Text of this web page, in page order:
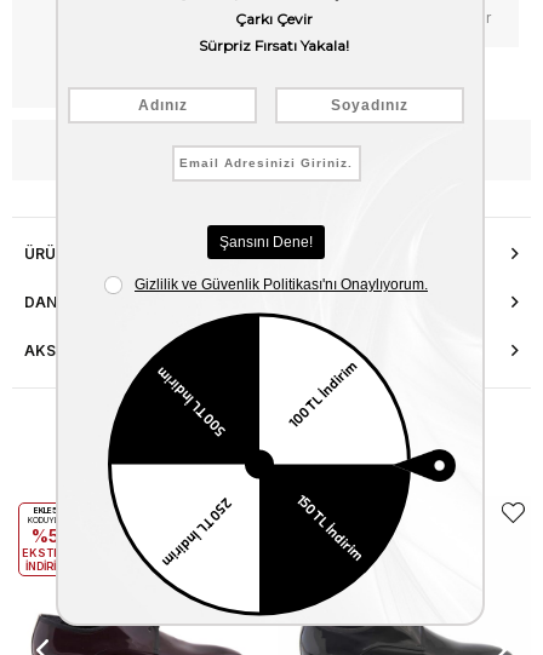
Fiyat Düşünce Haber Ver
WhatsApp’tan Bilgi Al
ÜRÜN ÖZELLIKLERI
DANIŞMA HATTI
AKSESUAR ONARIMI
Benzer Ürünler
EKLE5
KODUYLA
%5
EKSTRA
İNDİRİM
EKLE5
KODUYLA